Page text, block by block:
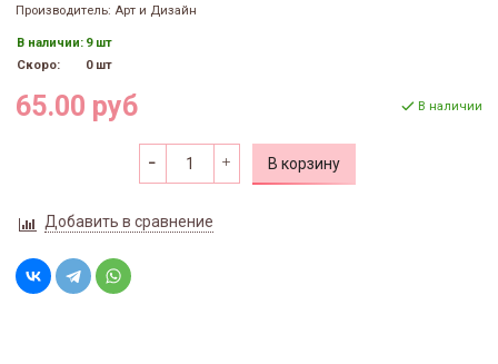
Производитель: Арт и Дизайн
В наличии: 9 шт
Скоро:
0 шт
65.00 руб В наличии
В корзину
Добавить в сравнение